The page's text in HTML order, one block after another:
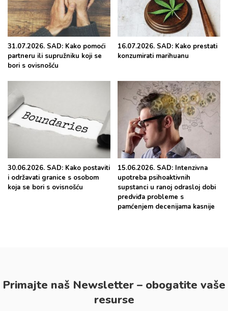
31.07.2026. SAD: Kako pomoći
partneru ili supružniku koji se
bori s ovisnošću
16.07.2026. SAD: Kako prestati
konzumirati marihuanu
30.06.2026. SAD: Kako postaviti
i održavati granice s osobom
koja se bori s ovisnošću
15.06.2026. SAD: Intenzivna
upotreba psihoaktivnih
supstanci u ranoj odrasloj dobi
predviđa probleme s
pamćenjem decenijama kasnije
Primajte naš Newsletter – obogatite vaše
resurse